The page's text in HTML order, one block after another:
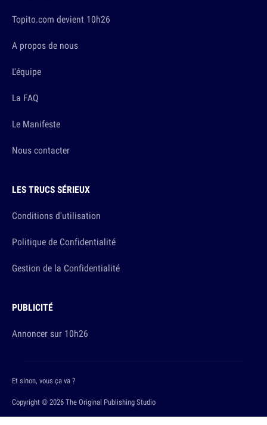
Topito.com devient 10h26
A propos de nous
L'équipe
La FAQ
Le Manifeste
Nous contacter
LES TRUCS SÉRIEUX
Conditions d'utilisation
Politique de Confidentialité
Gestion de la Confidentialité
PUBLICITÉ
Annoncer sur 10h26
Copyright © 2026 The Original Publishing Studio
Et sinon, vous ça va ?